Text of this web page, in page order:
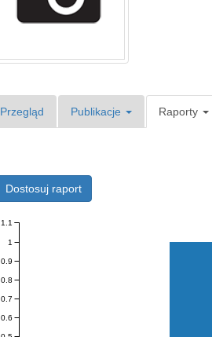
Przegląd Publikacje Raporty
Dostosuj raport
0.6
0.7
0.8
0.9
1
1.1